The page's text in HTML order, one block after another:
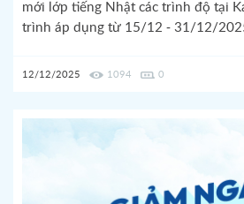
mới lớp tiếng Nhật các trình độ tại
trình áp dụng từ 15/12 - 31/12/
12/12/2025 1094 0